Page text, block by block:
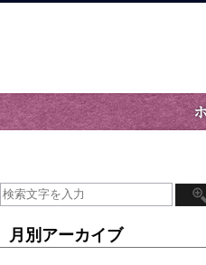
月別アーカイブ